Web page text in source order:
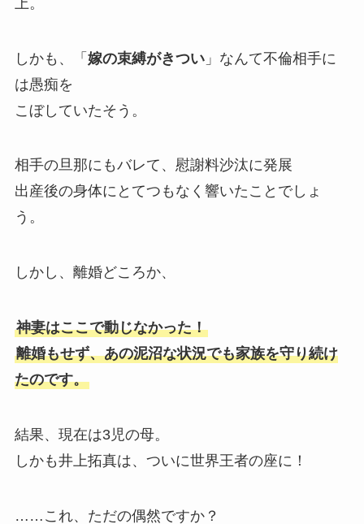
しかも、「 嫁の束縛がきつい」なんて不倫相手に
は愚痴を
こぼしていたそう。
相手の旦那にもバレて、慰謝料沙汰に発展
出産後の身体にとてつもなく響いたことでしょ
う。
しかし、離婚どころか、
神妻はここで動じなかった！
離婚もせず、あの泥沼な状況でも家族を守り続け
たのです。
結果、現在は3児の母。
しかも井上拓真は、ついに世界王者の座に！
……これ、ただの偶然ですか？